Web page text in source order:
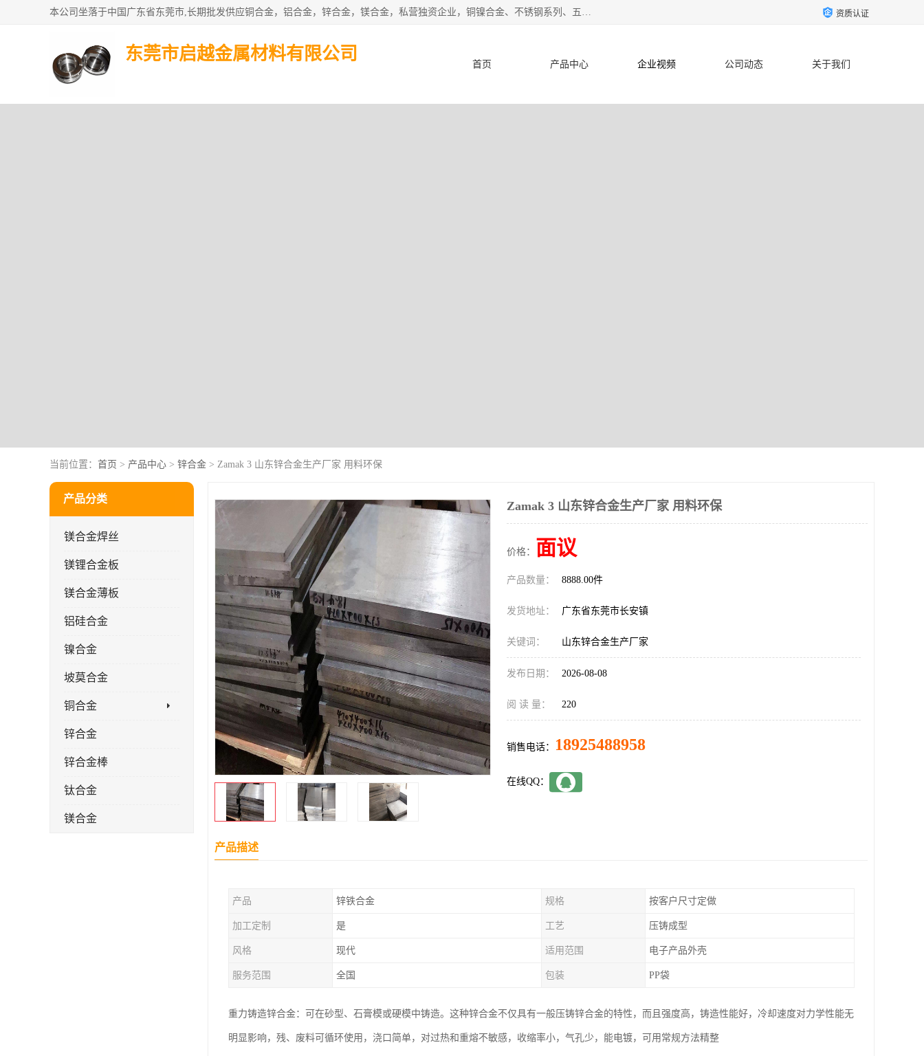
本公司坐落于中国广东省东莞市,长期批发供应铜合金，铝合金，锌合金，镁合金，私营独资企业，铜镍合金、不锈钢系列、五金冲压材料、进口金属材料、钨钢、高速钢、白钢刀、铝系列材料、铝镁合金、锰钢片等，启越是一家经国家相关部门批准注册的企业。公司以雄厚的实力、合理的厂家、优良的服务与多家企业建立了长期的合作关系。欢迎前来参观、考察、洽谈业务。 金属材料...,欢迎惠顾！ 资质认证
东莞市启越金属材料有限公司
首页 产品中心 企业视频 公司动态 关于我们
当前位置： 首页 > 产品中心 > 锌合金 > Zamak 3 山东锌合金生产厂家 用料环保
产品分类
镁合金焊丝
镁锂合金板
镁合金薄板
铝硅合金
镍合金
坡莫合金
铜合金
锌合金
锌合金棒
钛合金
镁合金
Zamak 3 山东锌合金生产厂家 用料环保
价格： 面议
产品数量： 8888.00件
发货地址： 广东省东莞市长安镇
关键词： 山东锌合金生产厂家
发布日期： 2026-08-08
阅 读 量： 220
销售电话： 18925488958
在线QQ：
产品描述
产品 锌铁合金 规格 按客户尺寸定做
加工定制 是 工艺 压铸成型
风格 现代 适用范围 电子产品外壳
服务范围 全国 包装 PP袋
重力铸造锌合金：可在砂型、石膏模或硬模中铸造。这种锌合金不仅具有一般压铸锌合金的特性，而且强度高，铸造性能好，冷却速度对力学性能无
明显影响，残、废料可循环使用，浇口简单，对过热和重熔不敏感，收缩率小，气孔少，能电镀，可用常规方法精整